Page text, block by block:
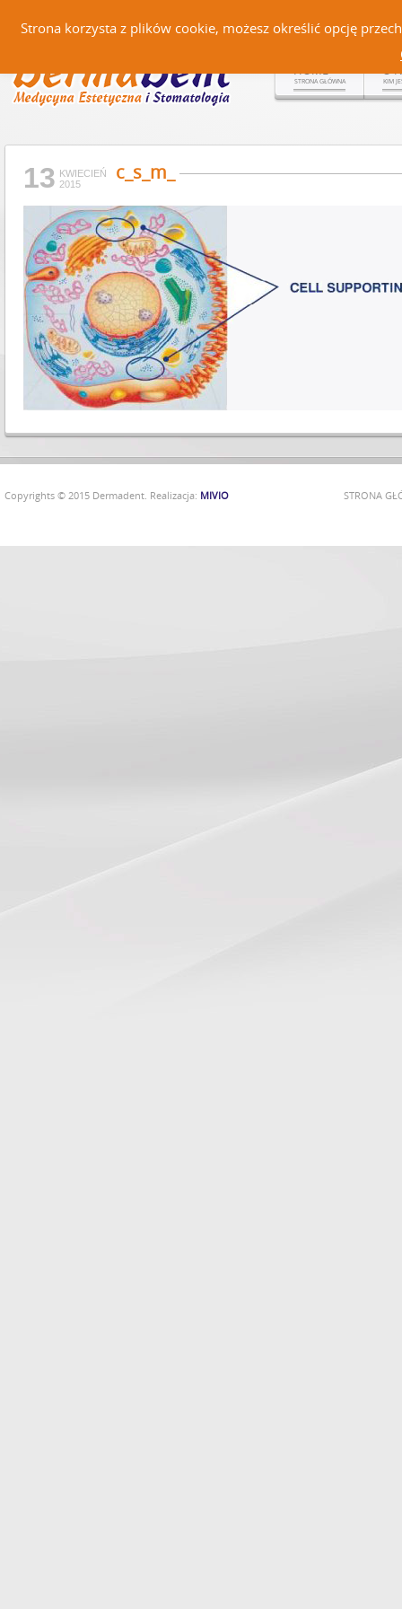
HOME
STRONA GŁÓWNA
O
KIM
13 KWIECIEŃ
2015
c_s_m_
STRONA
Copyrights © 2015 Dermadent. Realizacja: MIVIO
Strona korzysta z plików cookie, możesz określić opcję